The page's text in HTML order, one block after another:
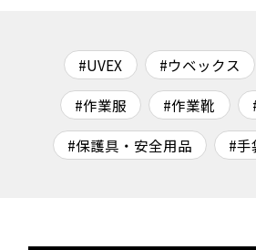
#UVEX #ウベックス
#作業服
#作業靴
#保護具・安全用品
#手